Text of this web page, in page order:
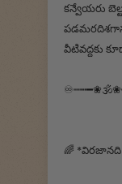
కన్వేయరు
వీటివద్దకు
🌈